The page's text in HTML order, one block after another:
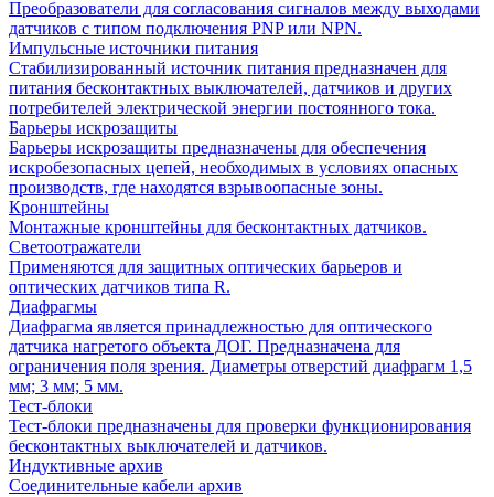
Преобразователи для согласования сигналов между выходами
датчиков с типом подключения PNP или NPN.
Импульсные источники питания
Стабилизированный источник питания предназначен для
питания бесконтактных выключателей, датчиков и других
потребителей электрической энергии постоянного тока.
Барьеры искрозащиты
Барьеры искрозащиты предназначены для обеспечения
искробезопасных цепей, необходимых в условиях опасных
производств, где находятся взрывоопасные зоны.
Кронштейны
Монтажные кронштейны для бесконтактных датчиков.
Светоотражатели
Применяются для защитных оптических барьеров и
оптических датчиков типа R.
Диафрагмы
Диафрагма является принадлежностью для оптического
датчика нагретого объекта ДОГ. Предназначена для
ограничения поля зрения. Диаметры отверстий диафрагм 1,5
мм; 3 мм; 5 мм.
Тест-блоки
Тест-блоки предназначены для проверки функционирования
бесконтактных выключателей и датчиков.
Индуктивные архив
Соединительные кабели архив